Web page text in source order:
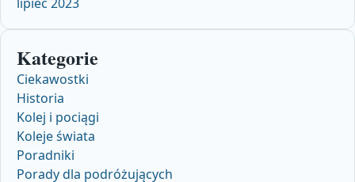
Kategorie
Ciekawostki
Historia
Kolej i pociągi
Koleje świata
Poradniki
Porady dla podróżujących